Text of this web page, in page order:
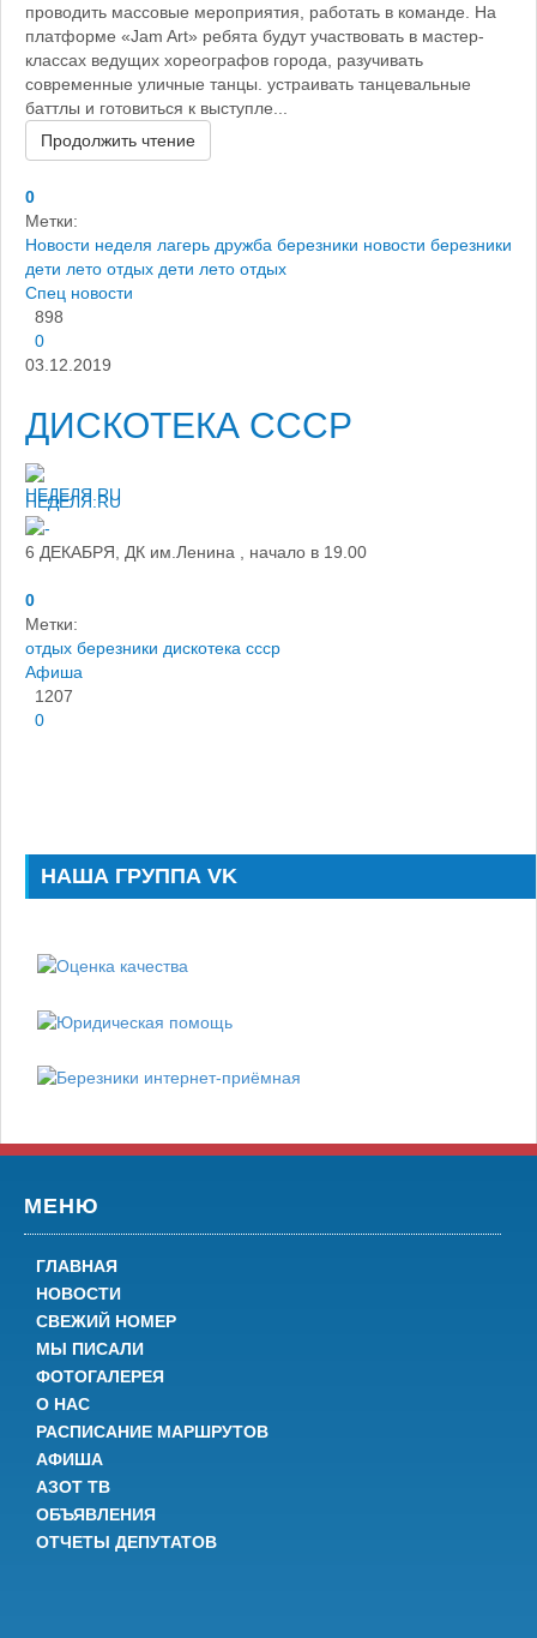
проводить массовые мероприятия, работать в команде. На
платформе «Jam Art» ребята будут участвовать в мастер-
классах ведущих хореографов города, разучивать
современные уличные танцы. устраивать танцевальные
баттлы и готовиться к выступле...
Продолжить чтение
0
Метки:
Новости неделя лагерь дружба березники новости березники
дети лето отдых дети лето отдых
Спец новости
898
0
03.12.2019
ДИСКОТЕКА СССР
НЕДЕЛЯ.RU
6 ДЕКАБРЯ, ДК им.Ленина , начало в 19.00
0
Метки:
отдых березники дискотека ссср
Афиша
1207
0
НАША ГРУППА VK
МЕНЮ
ГЛАВНАЯ
НОВОСТИ
СВЕЖИЙ НОМЕР
МЫ ПИСАЛИ
ФОТОГАЛЕРЕЯ
О НАС
РАСПИСАНИЕ МАРШРУТОВ
АФИША
АЗОТ ТВ
ОБЪЯВЛЕНИЯ
ОТЧЕТЫ ДЕПУТАТОВ